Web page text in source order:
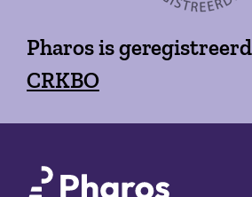
Pharos is
CRKBO